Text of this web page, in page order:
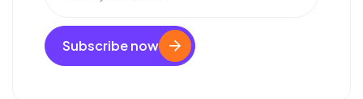
Subscribe now